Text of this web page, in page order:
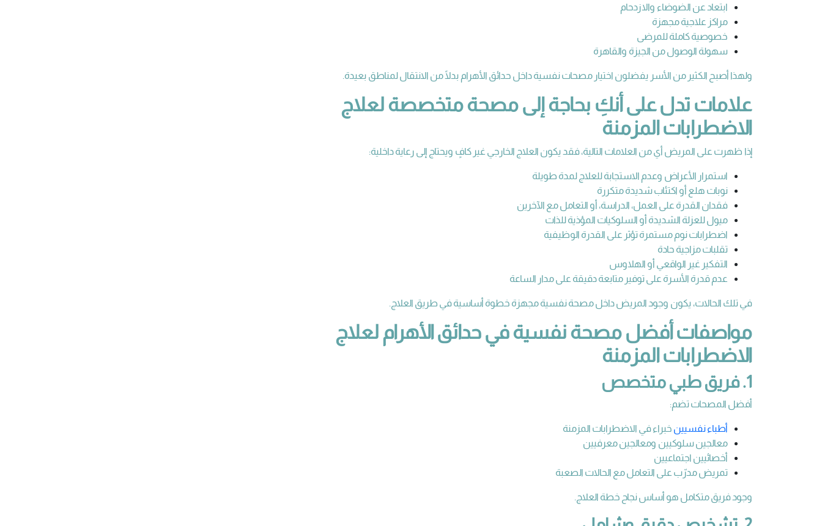
ابتعاد عن الضوضاء والازدحام
مراكز علاجية مجهزة
خصوصية كاملة للمرضى
سهولة الوصول من الجيزة والقاهرة
ولهذا أصبح الكثير من الأسر يفضلون اختيار مصحات نفسية داخل حدائق الأهرام بدلًا من الانتقال لمناطق بعيدة.
علامات تدل على أنكِ بحاجة إلى مصحة متخصصة لعلاج
الاضطرابات المزمنة
إذا ظهرت على المريض أي من العلامات التالية، فقد يكون العلاج الخارجي غير كافٍ ويحتاج إلى رعاية داخلية:
استمرار الأعراض وعدم الاستجابة للعلاج لمدة طويلة
نوبات هلع أو اكتئاب شديدة متكررة
فقدان القدرة على العمل، الدراسة، أو التعامل مع الآخرين
ميول للعزلة الشديدة أو السلوكيات المؤذية للذات
اضطرابات نوم مستمرة تؤثر على القدرة الوظيفية
تقلبات مزاجية حادة
التفكير غير الواقعي أو الهلاوس
عدم قدرة الأسرة على توفير متابعة دقيقة على مدار الساعة
في تلك الحالات، يكون وجود المريض داخل مصحة نفسية مجهزة خطوة أساسية في طريق العلاج.
مواصفات أفضل مصحة نفسية في حدائق الأهرام لعلاج
الاضطرابات المزمنة
1. فريق طبي متخصص
أفضل المصحات تضم:
أطباء نفسيين خبراء في الاضطرابات المزمنة
معالجين سلوكيين ومعالجين معرفيين
أخصائيين اجتماعيين
تمريض مدرّب على التعامل مع الحالات الصعبة
وجود فريق متكامل هو أساس نجاح خطة العلاج.